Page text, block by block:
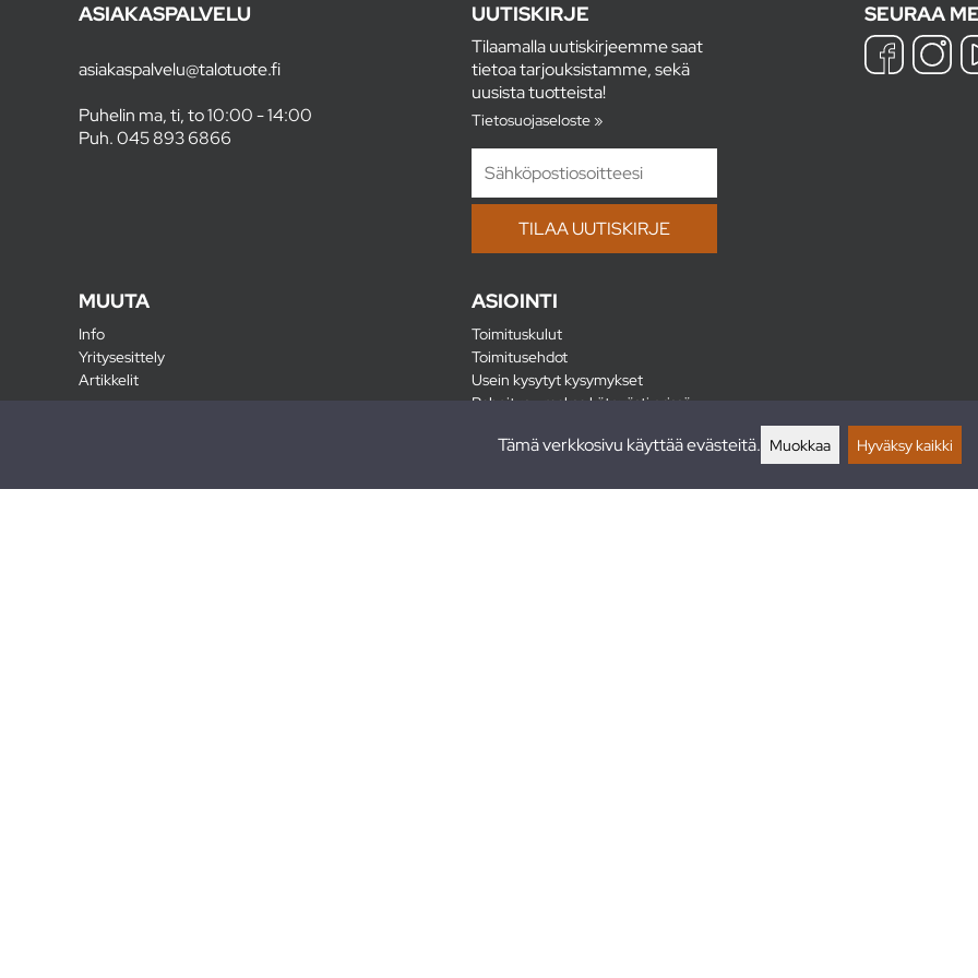
ASIAKASPALVELU
asiakaspalvelu@talotuote.fi
Puhelin ma, ti, to 10:00 - 14:00
Puh.045 893 6866
UUTISKIRJE
Tilaamalla uutiskirjeemme saat
tietoa tarjouksistamme, sekä
uusista tuotteista!
Tietosuojaseloste »
SEURAA
MUUTA
Info
Yritysesittely
Artikkelit
ASIOINTI
Toimituskulut
Toimitusehdot
Usein kysytyt kysymykset
Rahoitus - maksa kätevästi erissä
Tämä verkkosivu käyttää evästeitä. Muokkaa Hyväksy kaikki